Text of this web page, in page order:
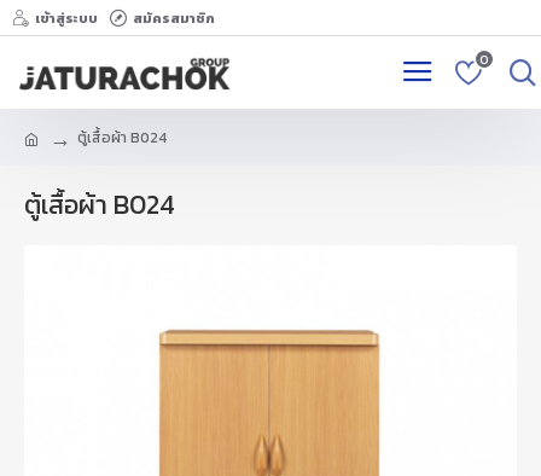
เข้าสู่ระบบ สมัครสมาชิก
0
ตู้เสื้อผ้า B024
ตู้เสื้อผ้า B024